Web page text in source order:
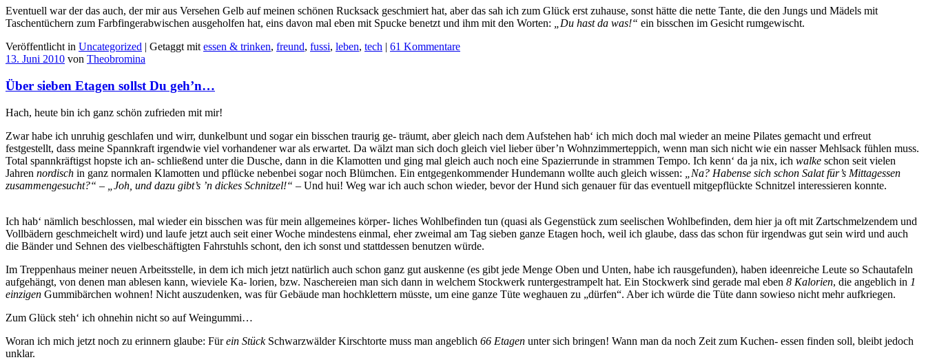
Eventuell war der das auch, der mir aus Versehen Gelb auf meinen schönen Rucksack geschmiert hat, aber das sah ich zum Glück erst zuhause, sonst hätte die nette Tante, die den Jungs und Mädels mit
Taschentüchern zum Farbfingerabwischen ausgeholfen hat, eins davon mal eben mit Spucke benetzt und ihm mit den Worten:
„Du hast da was!“ ein bisschen im Gesicht rumgewischt.
Veröffentlicht in Uncategorized | Getaggt mit essen & trinken, freund, fussi, leben, tech | 61 Kommentare
13. Juni 2010 von Theobromina
Über sieben Etagen sollst Du geh’n…
Hach, heute bin ich ganz schön zufrieden mit mir!
Zwar habe ich unruhig geschlafen und wirr, dunkelbunt und sogar ein bisschen traurig ge- träumt, aber gleich nach dem Aufstehen hab‘ ich mich doch mal wieder an meine Pilates gemacht und erfreut
festgestellt, dass meine Spannkraft irgendwie viel vorhandener war als erwartet. Da wälzt man sich doch gleich viel lieber über’n Wohnzimmerteppich, wenn man sich nicht wie ein nasser Mehlsack fühlen muss.
Total spannkräftigst hopste ich an- schließend unter die Dusche, dann in die Klamotten und ging mal gleich auch noch eine Spazierrunde in strammen Tempo. Ich kenn‘ da ja nix, ich walke schon seit vielen
Jahren nordisch in ganz normalen Klamotten und pflücke nebenbei sogar noch Blümchen. Ein entgegenkommender Hundemann wollte auch gleich wissen: „Na? Habense sich schon Salat für’s Mittagessen
zusammengesucht?“ – „Joh, und dazu gibt’s ’n dickes Schnitzel!“ – Und hui! Weg war ich auch schon wieder, bevor der Hund sich genauer für das eventuell mitgepflückte Schnitzel interessieren konnte.
Ich hab‘ nämlich beschlossen, mal wieder ein bisschen was für mein allgemeines körper- liches Wohlbefinden tun (quasi als Gegenstück zum seelischen Wohlbefinden, dem hier ja oft mit Zartschmelzendem und
Vollbädern geschmeichelt wird) und laufe jetzt auch seit einer Woche mindestens einmal, eher zweimal am Tag sieben ganze Etagen hoch, weil ich glaube, dass das schon für irgendwas gut sein wird und auch
die Bänder und Sehnen des vielbeschäftigten Fahrstuhls schont, den ich sonst und stattdessen benutzen würde.
Im Treppenhaus meiner neuen Arbeitsstelle, in dem ich mich jetzt natürlich auch schon ganz gut auskenne (es gibt jede Menge Oben und Unten, habe ich rausgefunden), haben ideenreiche Leute so Schautafeln
aufgehängt, von denen man ablesen kann, wieviele Ka- lorien, bzw. Naschereien man sich dann in welchem Stockwerk runtergestrampelt hat. Ein Stockwerk sind gerade mal eben 8 Kalorien, die angeblich in 1
einzigen Gummibärchen wohnen! Nicht auszudenken, was für Gebäude man hochklettern müsste, um eine ganze Tüte weghauen zu „dürfen“. Aber ich würde die Tüte dann sowieso nicht mehr aufkriegen.
Zum Glück steh‘ ich ohnehin nicht so auf Weingummi…
Woran ich mich jetzt noch zu erinnern glaube: Fürein StückSchwarzwälder Kirschtorte muss man angeblich 66 Etagen unter sich bringen! Wann man da noch Zeit zum Kuchen- essen finden soll, bleibt jedoch
unklar.